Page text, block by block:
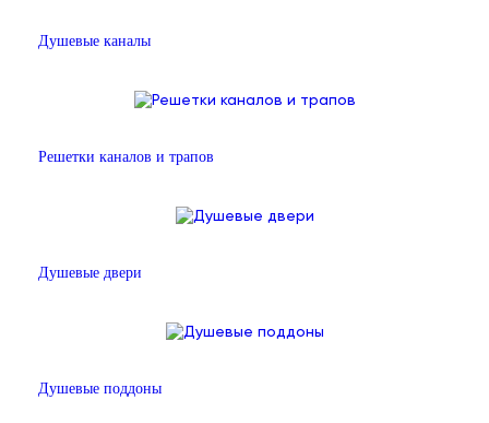
Душевые каналы
Решетки каналов и трапов
Душевые двери
Душевые поддоны